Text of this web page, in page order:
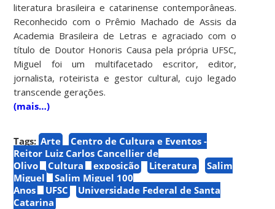
literatura brasileira e catarinense contemporâneas.
Reconhecido com o Prêmio Machado de Assis da
Academia Brasileira de Letras e agraciado com o
título de Doutor Honoris Causa pela própria UFSC,
Miguel foi um multifacetado escritor, editor,
jornalista, roteirista e gestor cultural, cujo legado
transcende gerações.
(mais…)
Tags: Arte
Centro de Cultura e Eventos -
Reitor Luiz Carlos Cancellier de
Olivo
Cultura exposição Literatura
Salim
Miguel
Salim Miguel 100
Anos
UFSC
Universidade Federal de Santa
Catarina